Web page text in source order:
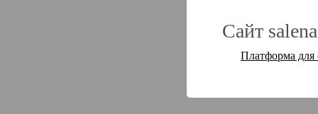
Сайт
Платформа для